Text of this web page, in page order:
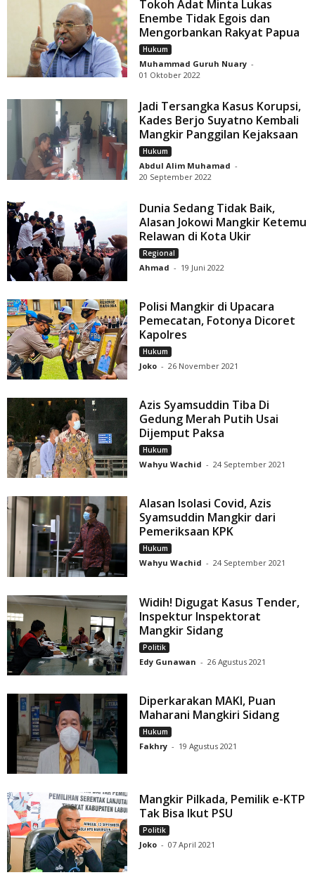
Tokoh Adat Minta Lukas
Enembe Tidak Egois dan
Mengorbankan Rakyat Papua
Hukum
Muhammad Guruh Nuary -
01 Oktober 2022
Jadi Tersangka Kasus Korupsi,
Kades Berjo Suyatno Kembali
Mangkir Panggilan Kejaksaan
Hukum
Abdul Alim Muhamad -
20 September 2022
Dunia Sedang Tidak Baik,
Alasan Jokowi Mangkir Ketemu
Relawan di Kota Ukir
Regional
Ahmad - 19 Juni 2022
Polisi Mangkir di Upacara
Pemecatan, Fotonya Dicoret
Kapolres
Hukum
Joko - 26 November 2021
Azis Syamsuddin Tiba Di
Gedung Merah Putih Usai
Dijemput Paksa
Hukum
Wahyu Wachid - 24 September 2021
Alasan Isolasi Covid, Azis
Syamsuddin Mangkir dari
Pemeriksaan KPK
Hukum
Wahyu Wachid - 24 September 2021
Widih! Digugat Kasus Tender,
Inspektur Inspektorat
Mangkir Sidang
Politik
Edy Gunawan - 26 Agustus 2021
Diperkarakan MAKI, Puan
Maharani Mangkiri Sidang
Hukum
Fakhry - 19 Agustus 2021
Mangkir Pilkada, Pemilik e-KTP
Tak Bisa Ikut PSU
Politik
Joko - 07 April 2021